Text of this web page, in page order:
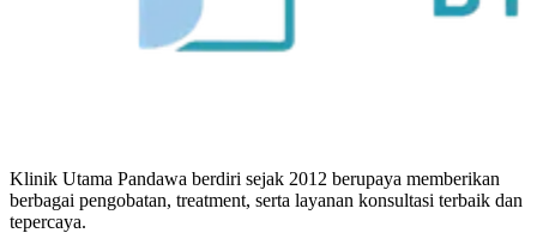
Klinik Utama Pandawa berdiri sejak 2012 berupaya memberikan
berbagai pengobatan, treatment, serta layanan konsultasi terbaik dan
tepercaya.